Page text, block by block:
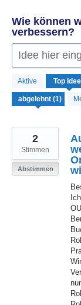
Wie können
verbessern?
Idee hier
Aktive Top
Ergebnis
gefunden
2
Stimmen
Abstimmen